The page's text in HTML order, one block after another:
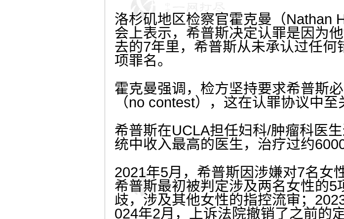
洛杉矶地区检察官霍克曼（Nathan
会上表示，希普斯决定认罪是因为
去的7年里，希普斯从未承认过任
项罪名。
霍克曼强调，检方坚持要求希普斯
（no contest），这在认罪协议中至
希普斯在UCLA担任妇科/肿瘤科医
统中收入最高的医生，治疗过约
2021年5月，希普斯因涉嫌对7名女
希普斯最初被判定涉及两名女性的
歧，涉及其他女性的指控流审；
024年2月，上诉法院撤销了之前的